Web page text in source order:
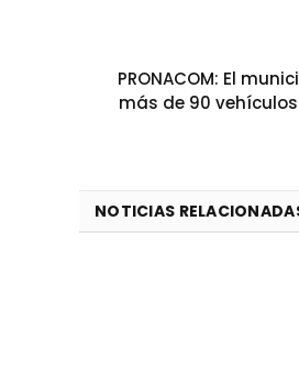
PRONACOM: El
más de 90
NOTICIAS